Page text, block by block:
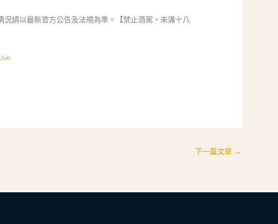
請以最新官方公告及法規為準。【禁止酒駕，未滿十八
下一篇文章 →